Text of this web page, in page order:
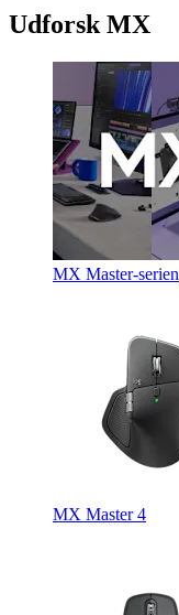
Udforsk MX
MX Master-serien
MX Master 4